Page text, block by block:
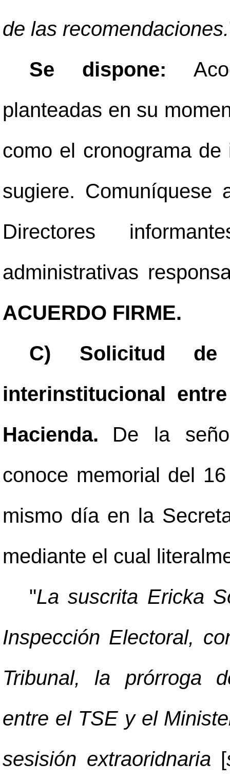
de las recomendaciones.
Se dispone:
planteadas en su
como el cronograma
sugiere.
Directores
administrativas
ACUERDO FIRME.
C) Solicitud de
interinstitucional
Hacienda.
De la
conoce memorial del
mismo día en la
mediante el cual
"La suscrita Ericka
Inspección Electoral,
Tribunal, la prórroga
entre el TSE y el
sesisión extraoridnaria [